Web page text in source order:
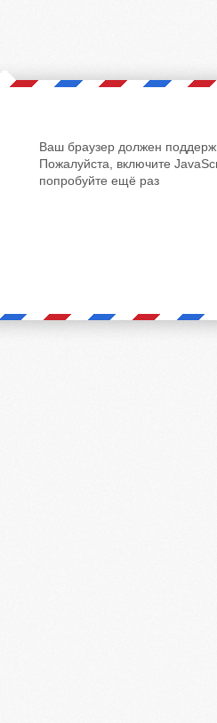
Ваш браузер должен
Пожалуйста, включите
попробуйте ещё раз